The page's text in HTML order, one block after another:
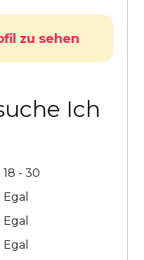
zu sehen
Ich
18 - 30
Egal
Egal
Egal